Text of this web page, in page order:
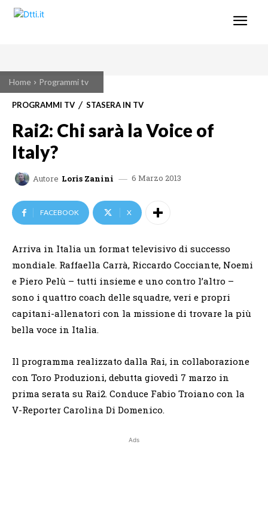
Home Programmi tv
PROGRAMMI TV STASERA IN TV
Rai2: Chi sarà la Voice of
Italy?
Autore Loris Zanini 6 Marzo 2013
FACEBOOK X
Arriva in Italia un format televisivo di successo
mondiale. Raffaella Carrà, Riccardo Cocciante, Noemi
e Piero Pelù – tutti insieme e uno contro l’altro –
sono i quattro coach delle squadre, veri e propri
capitani-allenatori con la missione di trovare la più
bella voce in Italia.
Il programma realizzato dalla Rai, in collaborazione
con Toro Produzioni, debutta giovedì 7 marzo in
prima serata su Rai2. Conduce Fabio Troiano con la
V-Reporter Carolina Di Domenico.
Ads